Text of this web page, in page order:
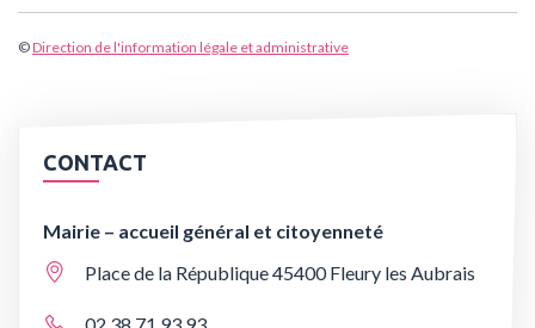
©Direction de l'information légale et administrative
CONTACT
Mairie – accueil général et citoyenneté
Place de la République 45400 Fleury les Aubrais